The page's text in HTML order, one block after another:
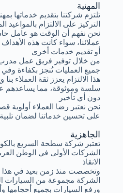
المهنية
تلتزم شركتنا بتقديم خدماتها
التركيز على الالتزام بالمواعيد
نحن نفهم أن الوقت هو عامل
عملائنا، سواء كانت هذه
أو تقديم خدمات أخرى
من خلال توفير فريق عمل
جميع العمليات تُنجز بكفاءة
هذا الالتزام يعزز ثقة العملاء
سلسة وموثوقة، مما يساعدهم
دون أي تأخير
نحن نعتبر رضا العملاء أولوية
على تحسين خدماتنا لضمان تلبية
الجاهزية
تعتبر شركة سطحة السريع
الشركات الأولى في الوطن
الانقاذ
وتخصصت منذ زمن بعيد في هذا
الشركة مجموعة من
ورفع السيارات بجميع أحجامها